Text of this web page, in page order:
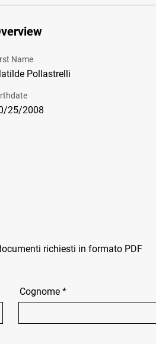
Name
Pollastrelli
25/2008
richiesti in formato PDF
Cognome